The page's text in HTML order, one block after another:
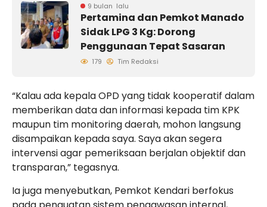
9 bulan lalu
Pertamina dan Pemkot Manado
Sidak LPG 3 Kg: Dorong
Penggunaan Tepat Sasaran
179 Tim Redaksi
“Kalau ada kepala OPD yang tidak kooperatif dalam
memberikan data dan informasi kepada tim KPK
maupun tim monitoring daerah, mohon langsung
disampaikan kepada saya. Saya akan segera
intervensi agar pemeriksaan berjalan objektif dan
transparan,” tegasnya.
Ia juga menyebutkan, Pemkot Kendari berfokus